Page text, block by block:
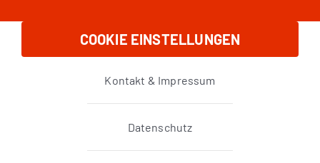
COOKIE EINSTELLUNGEN
Kontakt & Impressum
Datenschutz